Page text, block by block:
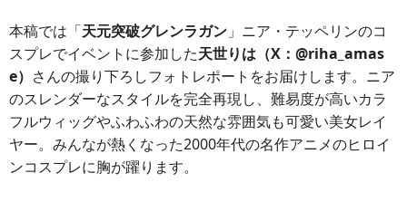
本稿では「天元突破グレンラガン 」ニア・テッペリンのコ
スプレでイベントに参加した天世りは（X：@riha_amas
e） さんの撮り下ろしフォトレポートをお届けします。ニア
のスレンダーなスタイルを完全再現し、難易度が高いカラ
フルウィッグやふわふわの天然な雰囲気も可愛い美女レイ
ヤー。みんなが熱くなった2000年代の名作アニメのヒロイ
ンコスプレに胸が躍ります。